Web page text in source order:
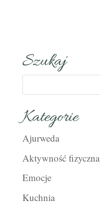
Szukaj
Kategorie
Ajurweda
Aktywność fizyczna
Emocje
Kuchnia